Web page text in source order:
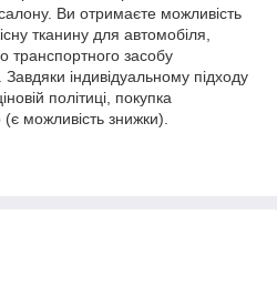
Ви отримаєте можливість
тканину для автомобіля,
транспортного засобу
індивідуальному підходу
політиці, покупка
можливість знижки).